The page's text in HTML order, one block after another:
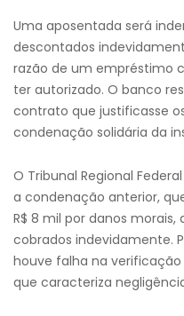
Uma aposentada será
descontados
razão de um empréstimo
ter autorizado. O banco
contrato que justificasse
condenação solidária da
O Tribunal Regional
a condenação anterior,
R$ 8 mil por danos
cobrados indevidamente.
houve falha na
que caracteriza